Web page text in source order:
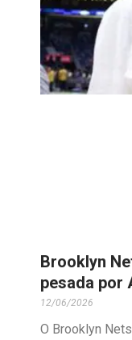
Brooklyn
pesada por
12/06/2026
O Brooklyn